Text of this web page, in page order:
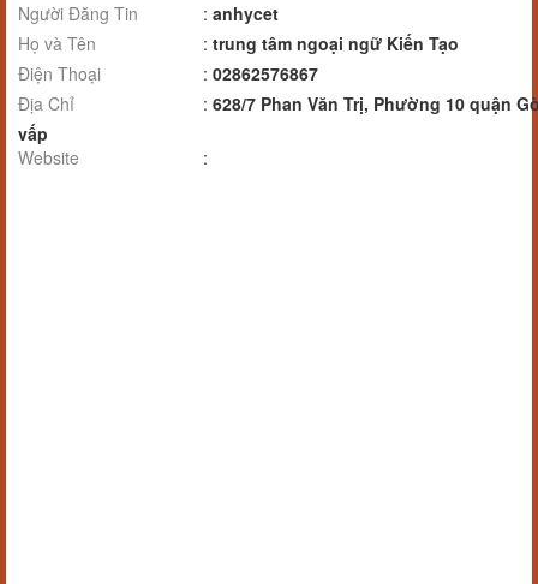
Người Đăng Tin : anhycet
Họ và Tên
: trung tâm ngoại ngữ Kiến Tạo
Điện Thoại
: 02862576867
Địa Chỉ
: 628/7 Phan Văn Trị, Phường 10 quận
vấp
Website
: